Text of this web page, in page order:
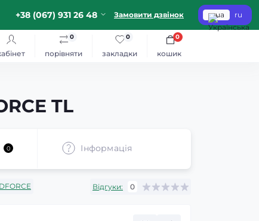
+38 (067) 931 26 48 Замовити дзвінок ua ru
порівняти
0
закладки
0
кошик
0
TL
0 Iнформація
Відгуки: 0